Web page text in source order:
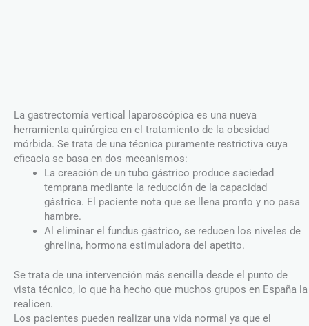
La gastrectomía vertical laparoscópica es una nueva
herramienta quirúrgica en el tratamiento de la obesidad
mórbida. Se trata de una técnica puramente restrictiva cuya
eficacia se basa en dos mecanismos:
La creación de un tubo gástrico produce saciedad
temprana mediante la reducción de la capacidad
gástrica. El paciente nota que se llena pronto y no pasa
hambre.
Al eliminar el fundus gástrico, se reducen los niveles de
ghrelina, hormona estimuladora del apetito.
Se trata de una intervención más sencilla desde el punto de
vista técnico, lo que ha hecho que muchos grupos en España la
realicen.
Los pacientes pueden realizar una vida normal ya que el